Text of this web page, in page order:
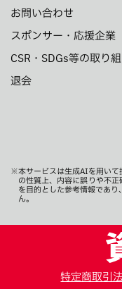
お問い合わせ
スポンサー・応援企業
CSR・SDGs等の取り
退会
※本サービスは生成AIを用いて
の性質上、内容に誤りや不
を目的とした参考情報であ
ん。
特定商取引